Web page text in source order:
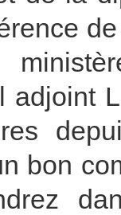
adjoint
bon